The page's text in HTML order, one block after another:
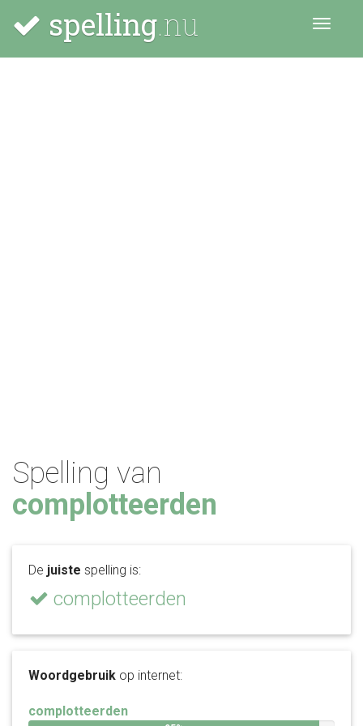
spelling.nu Menu
Spelling van
complotteerden
De juiste spelling is:
complotteerden
Woordgebruik op internet:
complotteerden